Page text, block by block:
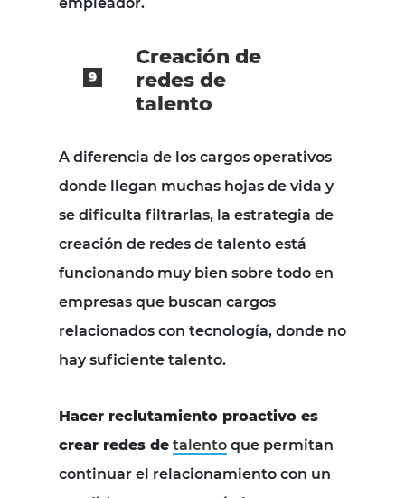
Creación de
redes de
talento
A diferencia de los cargos operativos
donde llegan muchas hojas de vida y
se dificulta filtrarlas, la estrategia de
creación de redes de talento está
funcionando muy bien sobre todo en
empresas que buscan cargos
relacionados con tecnología, donde no
hay suficiente talento.
Hacer reclutamiento proactivo es
crear redes de talento que permitan
continuar el relacionamiento con un